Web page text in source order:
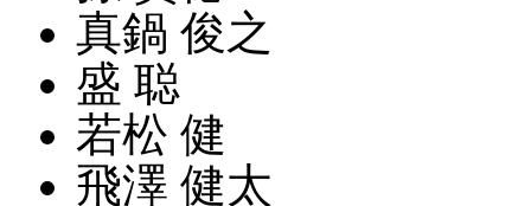
真鍋 俊之
盛 聪
若松 健
飛澤 健太